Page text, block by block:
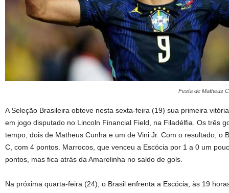
Festa de Matheus
A Seleção Brasileira obteve nesta sexta-feira (19) sua primeira
em jogo disputado no Lincoln Financial Field, na Filadélfia. Os três
tempo, dois de Matheus Cunha e um de Vini Jr. Com o resultado, o
C, com 4 pontos. Marrocos, que venceu a Escócia por 1 a 0 um
pontos, mas fica atrás da Amarelinha no saldo de gols.
Na próxima quarta-feira (24), o Brasil enfrenta a Escócia, às 19